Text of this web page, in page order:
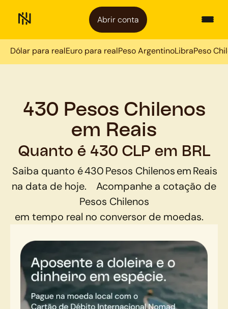
Abrir conta
Dólar para realEuro para realPeso ArgentinoLibraPeso
430 Pesos Chilenos
em Reais
Quanto é 430 CLP em BRL
Saiba quanto é430Pesos ChilenosemReais
na data de hoje.
Acompanhe a cotação de
Pesos Chilenos
em tempo real no conversor de moedas.